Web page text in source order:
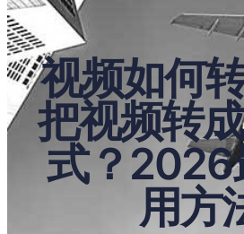
视频如何
把视频转
式？2026
用方